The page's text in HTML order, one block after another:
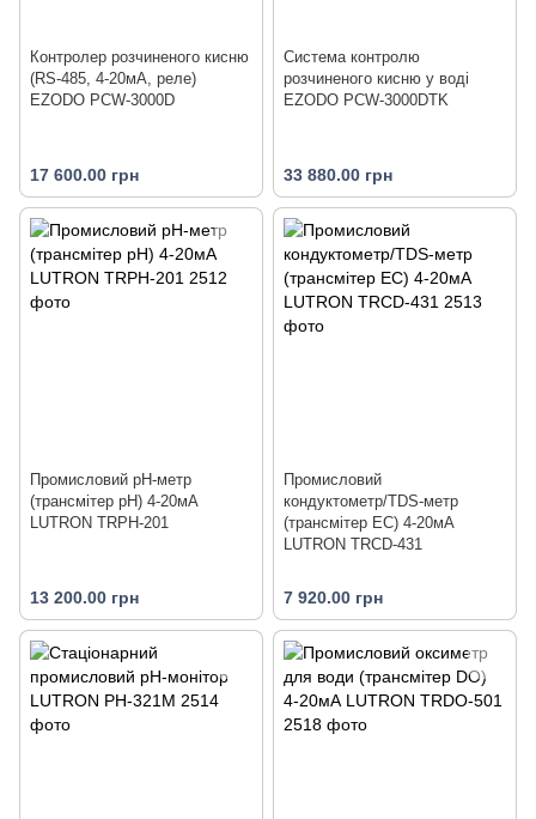
Контролер розчиненого кисню
(RS-485, 4-20мА, реле)
EZODO PCW-3000D
17 600.00 грн
Система контролю
розчиненого кисню у воді
EZODO PCW-3000DTK
33 880.00 грн
Промисловий pH-метр
(трансмітер pH) 4-20мА
LUTRON TRPH-201
13 200.00 грн
Промисловий
кондуктометр/TDS-метр
(трансмітер EC) 4-20мА
LUTRON TRCD-431
7 920.00 грн